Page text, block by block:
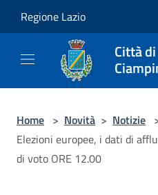
Regione Lazio
Città di
Home > Novità > Notizie
Elezioni europee, i dati di
di voto ORE 12.00